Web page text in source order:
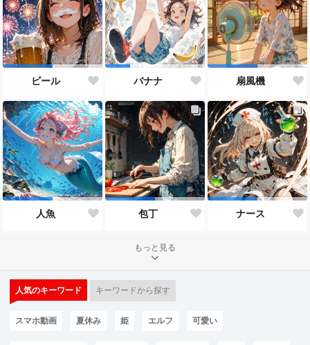
ビール バナナ 扇風機
人魚 包丁 ナース
もっと見る
人気のキーワード キーワードから探す
スマホ動画 夏休み 姫 エルフ 可愛い